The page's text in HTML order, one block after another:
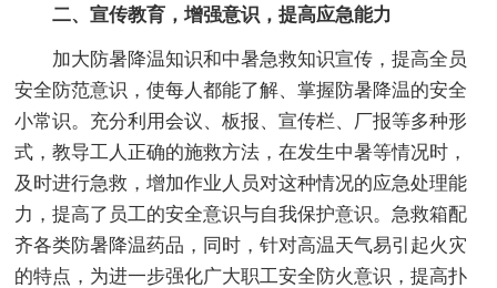
二、宣传教育，增强意识，提高应急能力
加大防暑降温知识和中暑急救知识宣传，提高全员
安全防范意识，使每人都能了解、掌握防暑降温的安全
小常识。充分利用会议、板报、宣传栏、厂报等多种形
式，教导工人正确的施救方法，在发生中暑等情况时，
及时进行急救，增加作业人员对这种情况的应急处理能
力，提高了员工的安全意识与自我保护意识。急救箱配
齐各类防暑降温药品，同时，针对高温天气易引起火灾
的特点，为进一步强化广大职工安全防火意识，提高扑